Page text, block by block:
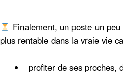
Finalement, un poste un
plus rentable dans la vraie vie
profiter de ses proches,